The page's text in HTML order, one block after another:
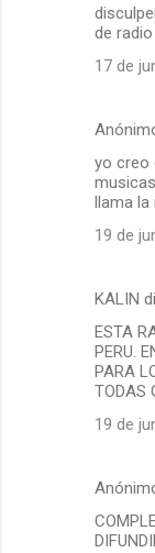
de
17 de
yo creo
llama
19 de
KALIN
ESTA
PERU.
PARA
TODAS
19 de